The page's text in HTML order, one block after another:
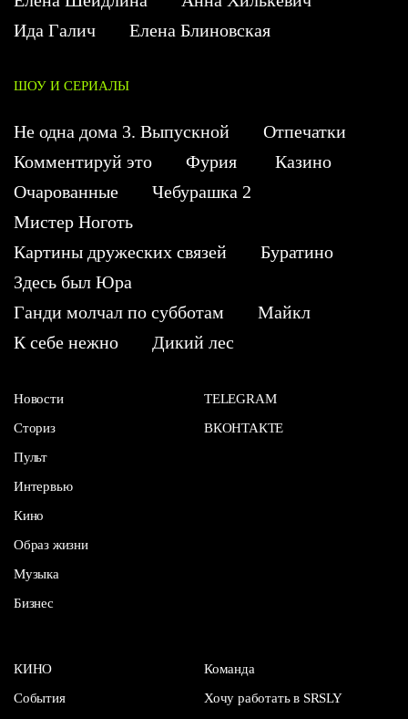
Ида Галич
Елена Блиновская
ШОУ И СЕРИАЛЫ
Не одна дома 3. Выпускной
Отпечатки
Комментируй это
Фурия
Казино
Очарованные
Чебурашка 2
Мистер Ноготь
Картины дружеских связей
Буратино
Здесь был Юра
Ганди молчал по субботам
Майкл
К себе нежно
Дикий лес
Новости
Сториз
Пульт
Интервью
Кино
Образ жизни
Музыка
Бизнес
TELEGRAM
ВКОНТАКТЕ
КИНО
События
Команда
Хочу работать в SRSLY